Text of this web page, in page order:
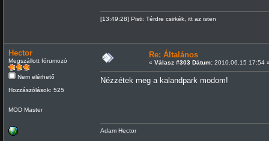
[13:49:28] Pisti: Térdre csirkék, itt az isten
Hector
Megszállott fórumozó
Nem elérhető
Hozzászólások: 525
MOD Master
Re: Általános
« Válasz #303 Dátum:2010.06.15 17:54
Nézzétek meg a kalandpark modom!
Adam Hector